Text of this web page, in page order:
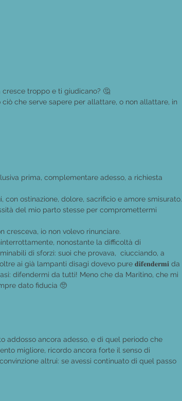
troppo e ti giudicano? 🤔
che serve sapere per allattare, o non allattare, in
prima, complementare adesso, a richiesta
ostinazione, dolore, sacrificio e amore smisurato.
del mio parto stesse per compromettermi
cresceva, io non volevo rinunciare.
nonostante la difficoltà di
di sforzi: suoi che provava,  ciucciando, a
ai già lampanti disagi dovevo pure 𝐝𝐢𝐟𝐞𝐧𝐝𝐞𝐫𝐦𝐢 da
difendermi da tutti! Meno che da Maritino, che mi
dato fiducia 🥺
addosso ancora adesso, e di quel periodo che
migliore, ricordo ancora forte il senso di
altrui: se avessi continuato di quel passo